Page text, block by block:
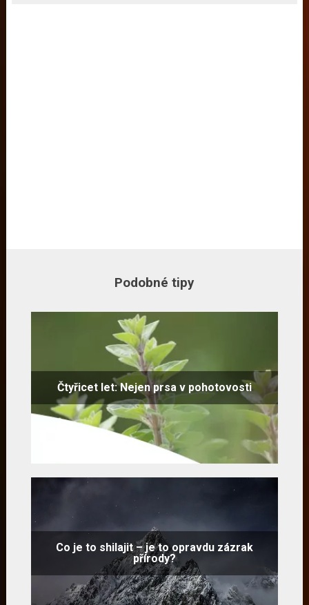
Podobné tipy
Čtyřicet let: Nejen prsa v pohotovosti
Co je to shilajit – je to opravdu zázrak
přírody?